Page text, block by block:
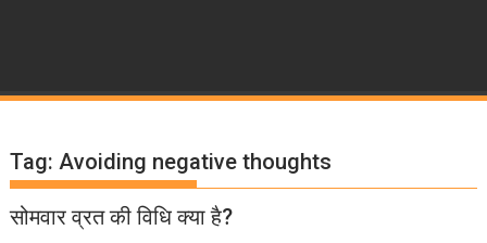
Tag: Avoiding negative thoughts
सोमवार व्रत की विधि क्या है?